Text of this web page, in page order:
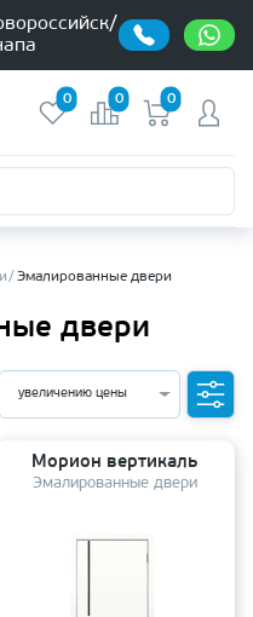
0 0 0
Эмалированные двери
двери
увеличению цены
Морион вертикаль
Эмалированные двери